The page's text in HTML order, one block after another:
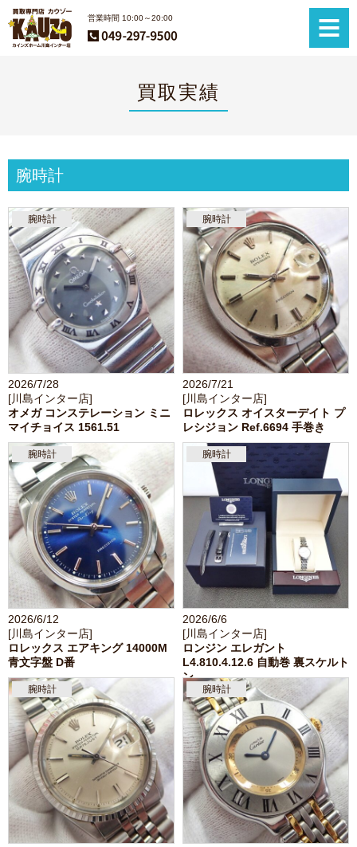
営業時間 10:00～20:00
買取実績
腕時計
腕時計
2026/7/28
[川島インター店]
オメガ コンステレーション ミニ
マイチョイス 1561.51
腕時計
2026/7/21
[川島インター店]
ロレックス オイスターデイト プ
レシジョン Ref.6694 手巻き
腕時計
2026/6/12
[川島インター店]
ロレックス エアキング 14000M
青文字盤 D番
腕時計
2026/6/6
[川島インター店]
ロンジン エレガント
L4.810.4.12.6 自動巻 裏スケルト
ン
腕時計 腕時計